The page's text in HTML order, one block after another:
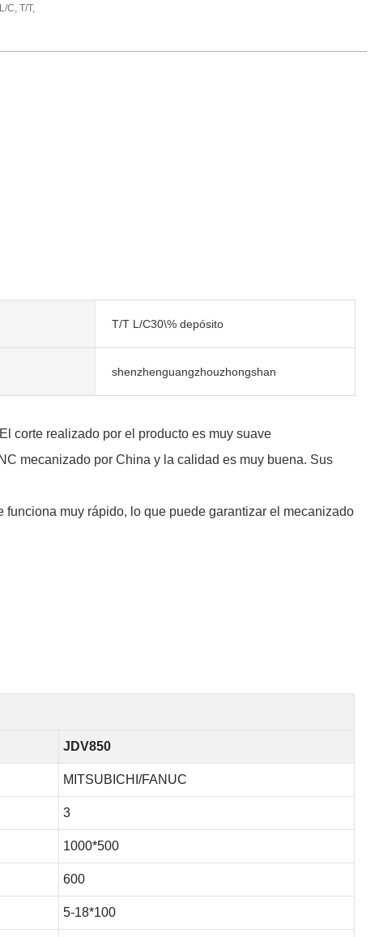
L/C, T/T,
T/T L/C30\% depósito
shenzhenguangzhouzhongshan
corte realizado por el producto es muy suave
mecanizado por China y la calidad es muy buena. Sus
muy rápido, lo que puede garantizar el mecanizado
JDV850
MITSUBICHI/FANUC
3
1000*500
600
5-18*100